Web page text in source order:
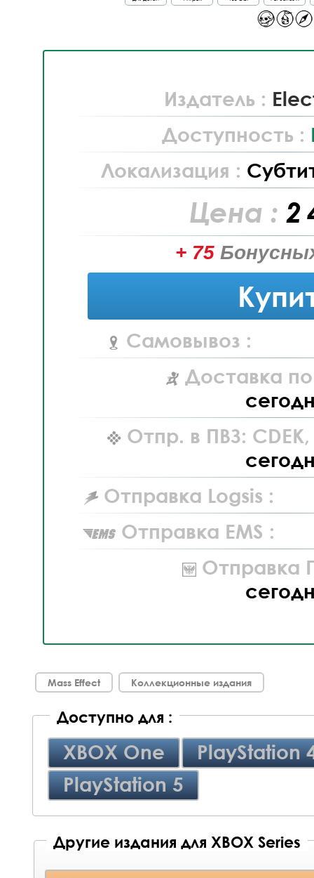
Издатель :
Доступность :
Локализация :
Цена : 2
+ 75
Самовывоз :
Доставка
Отпр. в ПВЗ: CDEK,
Отправка Logsis :
Отправка EMS :
Отправка
Mass Effect Коллекционные издания
Доступно для :
XBOX One
PlayStation
PlayStation 5
Другие издания для XBOX Series